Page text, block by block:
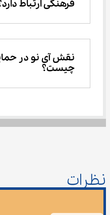
فرهنگی ارتباط
نقش آی‌ نو
چیست؟
نظرات